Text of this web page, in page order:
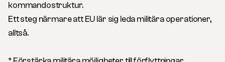
kommandostruktur.
Ett steg närmare att EU lär sig leda militära operationer,
alltså.